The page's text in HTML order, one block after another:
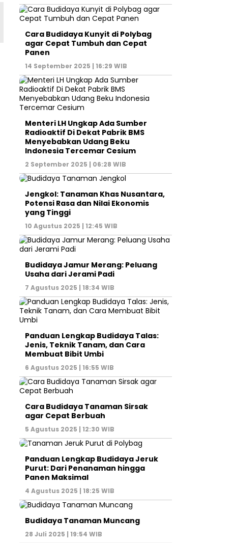
Cara Budidaya Kunyit di Polybag
agar Cepat Tumbuh dan Cepat
Panen
14 September 2025 | 16:29 WIB
Menteri LH Ungkap Ada Sumber
Radioaktif Di Dekat Pabrik BMS
Menyebabkan Udang Beku
Indonesia Tercemar Cesium
2 September 2025 | 06:28 WIB
Jengkol: Tanaman Khas Nusantara,
Potensi Rasa dan Nilai Ekonomis
yang Tinggi
10 Agustus 2025 | 12:45 WIB
Budidaya Jamur Merang: Peluang
Usaha dari Jerami Padi
7 Agustus 2025 | 18:34 WIB
Panduan Lengkap Budidaya Talas:
Jenis, Teknik Tanam, dan Cara
Membuat Bibit Umbi
6 Agustus 2025 | 16:55 WIB
Cara Budidaya Tanaman Sirsak
agar Cepat Berbuah
5 Agustus 2025 | 12:30 WIB
Panduan Lengkap Budidaya Jeruk
Purut: Dari Penanaman hingga
Panen Maksimal
4 Agustus 2025 | 18:25 WIB
Budidaya Tanaman Muncang
28 Juli 2025 | 19:54 WIB